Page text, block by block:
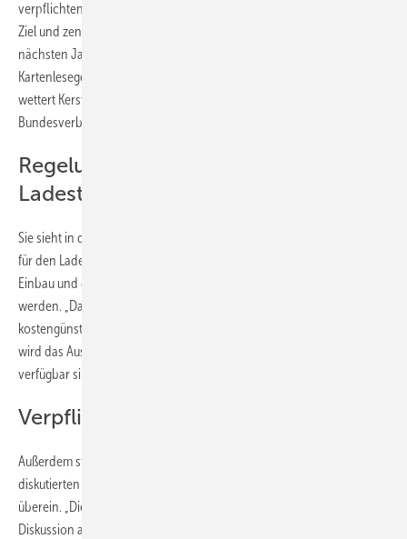
verpflichtenden Einbau eines Kartenlesers unnötig steigen. „Unser
Ziel und zentraler Leitgedanke muss es sein, die Elektromobilität in den
nächsten Jahren voranzubringen. Eine Verpflichtung zum Einbau von
Kartenlesegeräten in allen Ladesäulen ist hierfür kontraproduktiv“,
wettert Kerstin Andreae, Vorsitzende der Hauptgeschäftsführung des
Bundesverbandes der Energie- und Wasserwirtschaft (BDEW).
Regelungen verteuern den
Ladestrom
Sie sieht in den Kartenlesern eine veraltete Technologie, die den Preis
für den Ladestrom verteuert. Denn klar sei, dass die Kosten für den
Einbau und den Betrieb der Kartenleser auf den Ladepreis umgelegt
werden. „Das kann nicht im Sinne der Verbraucher sein. Flexible und
kostengünstige Lösungen sind nur digital möglich. Darüber hinaus
wird das Ausbautempo ausgebremst, da die Geräte nicht ausreichend
verfügbar sind.“
Verpflichtung gilt ab Mitte 2023
Außerdem stimme die Verpflichtung nicht mit dem aktuell in Brüssel
diskutierten Entwurf für europaweite Vorgaben für Ladeinfrastruktur
überein. „Die sauberste Lösung wäre es daher, die europäische
Diskussion abzuwarten, bevor man hier in Deutschland nationale